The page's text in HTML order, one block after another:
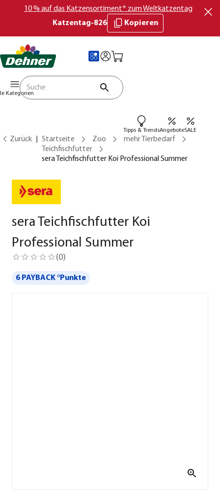
10 % auf das Katzensortiment* zum Weltkatzentag
Katzentag-826
Kopieren
Kategorien
Tipps & TrendsAngeboteSALE
Zurück Startseite Zoo
mehr Tierbedarf
Teichfischfutter
sera Teichfischfutter Koi Professional Summer
sera Teichfischfutter Koi
Professional Summer
(0)
6 PAYBACK °Punkte